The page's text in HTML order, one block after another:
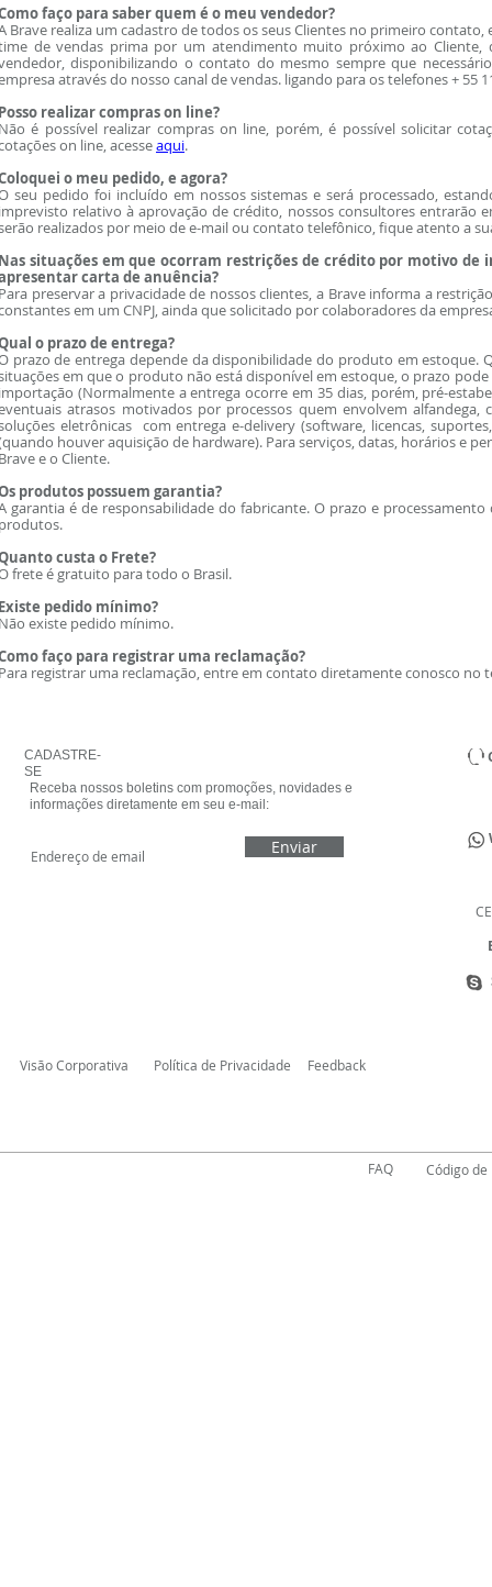
faço para saber quem é o meu vendedor?
Brave realiza um cadastro de todos os seus Clientes no primeiro
de vendas prima por um atendimento muito próximo ao
disponibilizando o contato do mesmo sempre que
através do nosso canal de vendas. ligando para os telefones + 55
realizar compras on line?
é possível realizar compras on line, porém, é possível solicitar
on line, acesseaqui.
o meu pedido, e agora?
seu pedido foi incluído em nossos sistemas e será processado,
relativo à aprovação de crédito, nossos consultores entrarão
realizados por meio de e-mail ou contato telefônico, fique atento a
situações em que ocorram restrições de crédito por motivo
carta de anuência?
preservar a privacidade de nossos clientes, a Brave informa a
em um CNPJ, ainda que solicitado por colaboradores da
o prazo de entrega?
prazo de entrega depende da disponibilidade do produto em estoque.
em que o produto não está disponível em estoque, o prazo
(Normalmente a entrega ocorre em 35 dias, porém, pré-
atrasos motivados por processos quem envolvem
eletrônicas com entrega e-delivery (software, licencas,
houver aquisição de hardware). Para serviços, datas, horários e
e o Cliente.
produtos possuem garantia?
garantia é de responsabilidade do fabricante. O prazo e
custa o Frete?
frete é gratuito para todo o Brasil.
pedido mínimo?
existe pedido mínimo.
faço para registrar uma reclamação?
registrar uma reclamação, entre em contato diretamente conosco no
CADASTRE-
SE
Receba nossos boletins com promoções, novidades e
informações diretamente em seu e-mail:
Enviar
Visão Corporativa Política de Privacidade Feedback
FAQ Código